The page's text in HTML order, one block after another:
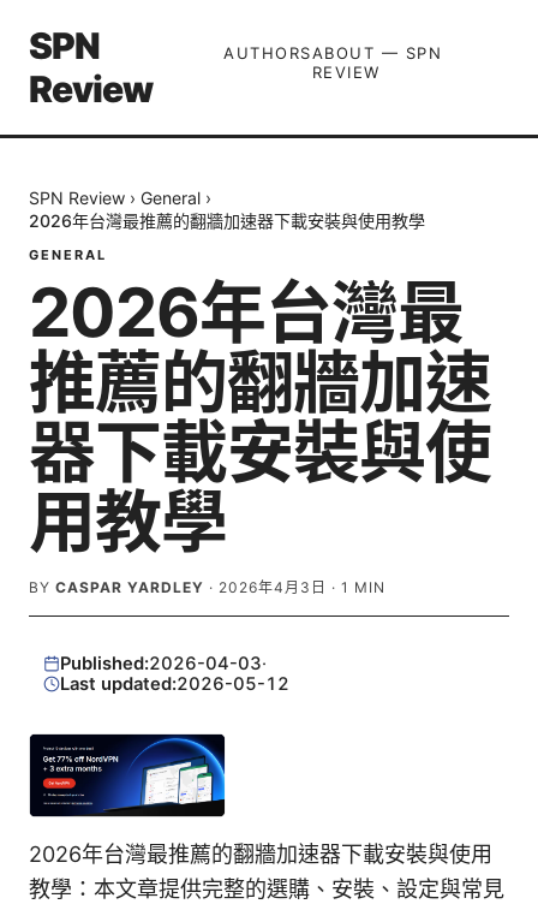
SPN
Review
AUTHORSABOUT — SPN
REVIEW
SPN Review › General ›
2026年台灣最推薦的翻牆加速器下載安裝與使用教學
GENERAL
2026年台灣最
推薦的翻牆加速
器下載安裝與使
用教學
BY CASPAR YARDLEY · 2026年4月3日 · 1 MIN
Published:2026-04-03·
Last updated:2026-05-12
2026年台灣最推薦的翻牆加速器下載安裝與使用
教學：本文章提供完整的選購、安裝、設定與常見